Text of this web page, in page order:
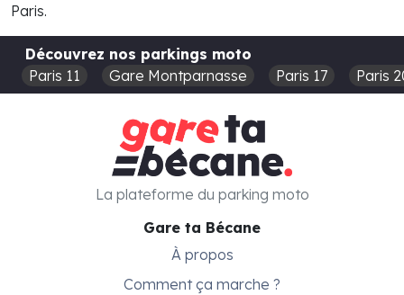
Paris.
Découvrez nos parkings moto
Paris 11
Gare Montparnasse Paris 17 Paris
Gare ta Bécane
À propos
Comment ça marche ?
La plateforme du parking moto